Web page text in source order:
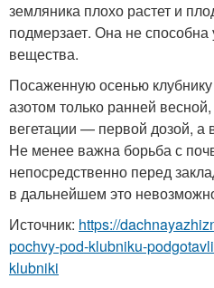
земляника плохо растет и
подмерзает. Она не способна
вещества.
Посаженную осенью
азотом только ранней
вегетации — первой дозой,
Не менее важна борьба с
непосредственно перед
в дальнейшем это
Источник: https://
pochvy-pod-klubniku-
klubniki